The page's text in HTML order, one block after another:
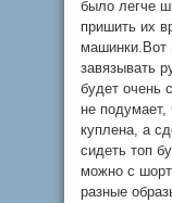
было легче
пришить их
машинки.Вот
завязывать
будет очень
не
куплена, а
сидеть топ
можно с
разные